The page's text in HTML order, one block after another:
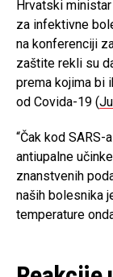
Hrvatski
za infektivne
na konferenciji
zaštite rekli su
prema kojima bi
od Covida-19 (
“Čak kod
antiupalne
znanstvenih
naših bolesnika
temperature